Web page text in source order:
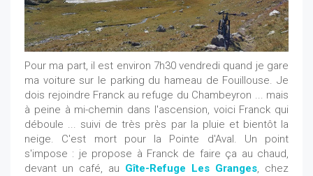
Pour ma part, il est environ 7h30 vendredi quand je gare
ma voiture sur le parking du hameau de Fouillouse. Je
dois rejoindre Franck au refuge du Chambeyron ... mais
à peine à mi-chemin dans l'ascension, voici Franck qui
déboule ... suivi de très près par la pluie et bientôt la
neige. C'est mort pour la Pointe d'Aval. Un point
s'impose : je propose à Franck de faire ça au chaud,
devant un café, au Gîte-Refuge Les Granges, chez